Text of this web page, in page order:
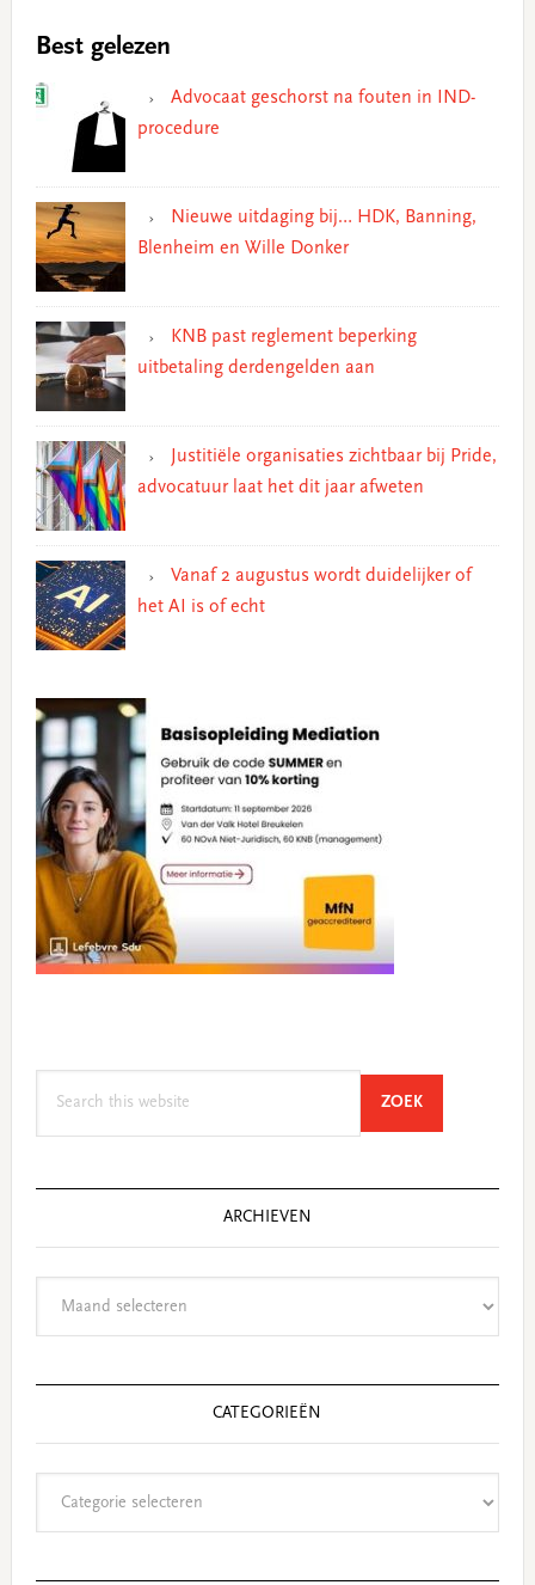
Best gelezen
Advocaat geschorst na fouten in IND-
procedure
Nieuwe uitdaging bij… HDK, Banning,
Blenheim en Wille Donker
KNB past reglement beperking
uitbetaling derdengelden aan
Justitiële organisaties zichtbaar bij Pride,
advocatuur laat het dit jaar afweten
Vanaf 2 augustus wordt duidelijker of
het AI is of echt
ZOEKSEARCH
ARCHIEVEN
CATEGORIEËN